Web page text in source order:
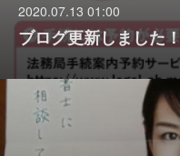
2020.07.13 01:00
ブログ更新しました！